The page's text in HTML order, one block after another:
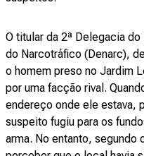
O titular da 2ª Delegacia
do Narcotráfico (Denarc),
o homem preso no Jardim
por uma facção rival.
endereço onde ele estava,
suspeito fugiu para os
arma. No entanto, segundo